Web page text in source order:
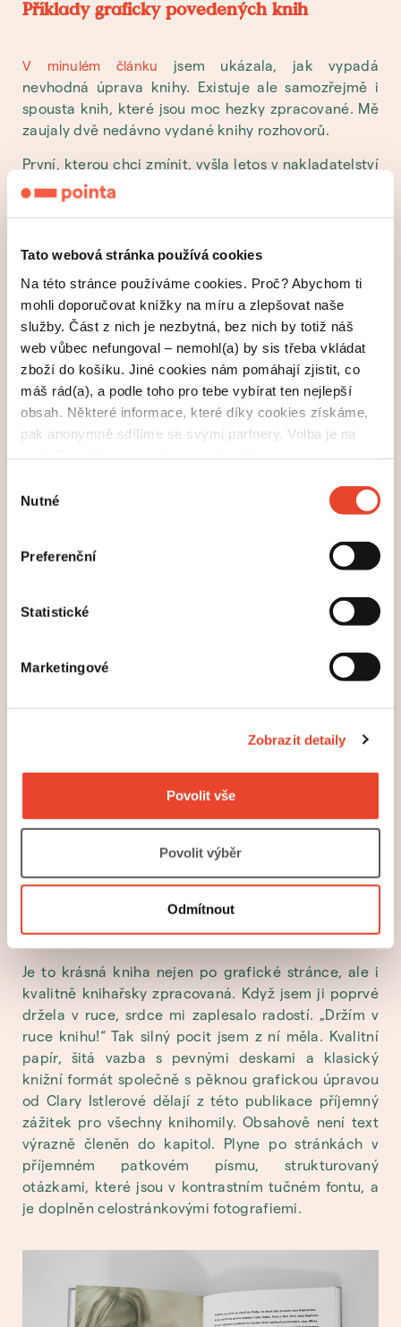
Tato webová stránka používá cookies
Na této stránce používáme cookies. Proč? Abychom ti
mohli doporučovat knížky na míru a zlepšovat naše
služby. Část z nich je nezbytná, bez nich by totiž náš
web vůbec nefungoval – nemohl(a) by sis třeba vkládat
zboží do košíku. Jiné cookies nám pomáhají zjistit, co
máš rád(a), a podle toho pro tebe vybírat ten nejlepší
obsah. Některé informace, které díky cookies získáme,
pak anonymně sdílíme se svými partnery. Volba je na
souhlasu
Nutné
Preferenční
Statistické
Marketingové
Zobrazit detaily
Povolit vše
Povolit výběr
Odmítnout
Příklady graficky povedených knih
V minulém článku
jsem ukázala, jak vypadá
nevhodná úprava knihy. Existuje ale samozřejmě i
spousta knih, které jsou moc hezky zpracované. Mě
zaujaly dvě nedávno vydané knihy rozhovorů.
První, kterou chci zmínit, vyšla letos v nakladatelství
Vyšehrad. Její název je
má hezký formát, kvalitní typografické zpracování
nakladatelství Vladimír Verner. Kniha je přehledně
jako rozhovor Josefa Beránka s profesorem Janem
Sokolem a je členěná do samostatných očíslovaných
kapitol. Druhá část knihy jsou samostatné eseje
profesora Sokola na různá témata, oddělená jen
nadpisy. Vše je doplněno seznamem životopisných
dat a seznamem knižních publikací. Knížka má
tvrdé desky příjemné modré barvy a samostatný
přebal.
Ukázka z knihy rozhovorů Odvaha po svodobě Josefa
Beránka s filozofem Janem Sokolem.
Další knížkou, kterou bych ráda vyzdvihla, je druhé,
rozšířené vydání rozhovorů Karla Hvížďaly s Evou
vydalo nakladatelství Mladá fronta v roce
2019.
Je to krásná kniha nejen po grafické stránce, ale i
kvalitně knihařsky zpracovaná. Když jsem ji poprvé
držela v ruce, srdce mi zaplesalo radostí. „Držím v
ruce knihu!“ Tak silný pocit jsem z ní měla. Kvalitní
papír, šitá vazba s pevnými deskami a klasický
knižní formát společně s pěknou grafickou úpravou
od Clary Istlerové dělají z této publikace příjemný
zážitek pro všechny knihomily. Obsahově není text
výrazně členěn do kapitol. Plyne po stránkách v
příjemném patkovém písmu, strukturovaný
otázkami, které jsou v kontrastním tučném fontu, a
je doplněn celostránkovými fotografiemi.